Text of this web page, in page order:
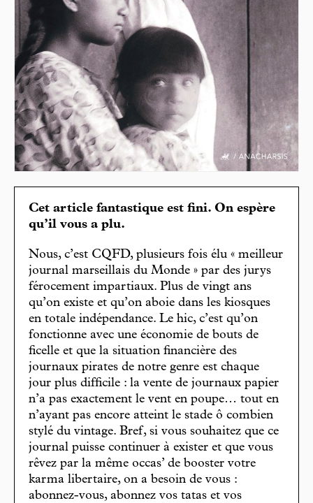
Cet article fantastique est fini. On espère
qu’il vous a plu.
Nous, c’est CQFD, plusieurs fois élu « meilleur
journal marseillais du Monde » par des jurys
férocement impartiaux. Plus de vingt ans
qu’on existe et qu’on aboie dans les kiosques
en totale indépendance. Le hic, c’est qu’on
fonctionne avec une économie de bouts de
ficelle et que la situation financière des
journaux pirates de notre genre est chaque
jour plus difficile : la vente de journaux papier
n’a pas exactement le vent en poupe… tout en
n’ayant pas encore atteint le stade ô combien
stylé du vintage. Bref, si vous souhaitez que ce
journal puisse continuer à exister et que vous
rêvez par la même occas’ de booster votre
karma libertaire, on a besoin de vous :
abonnez-vous, abonnez vos tatas et vos